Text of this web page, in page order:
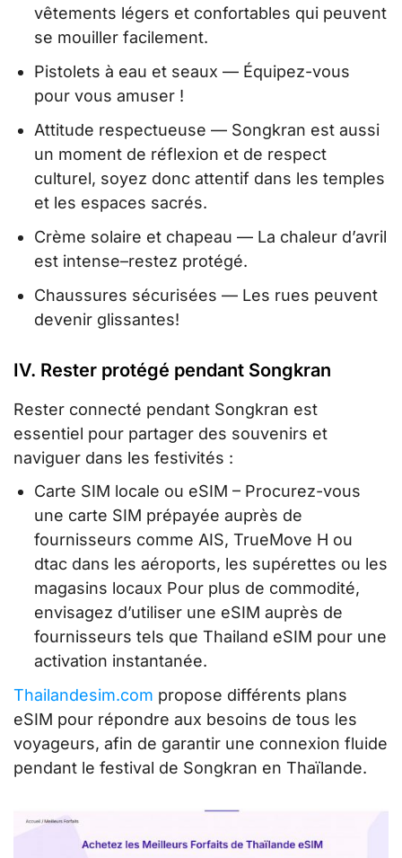
vêtements légers et confortables qui peuvent
se mouiller facilement.
Pistolets à eau et seaux — Équipez-vous
pour vous amuser !
Attitude respectueuse — Songkran est aussi
un moment de réflexion et de respect
culturel, soyez donc attentif dans les temples
et les espaces sacrés.
Crème solaire et chapeau — La chaleur d’avril
est intense–restez protégé.
Chaussures sécurisées — Les rues peuvent
devenir glissantes!
IV. Rester protégé pendant Songkran
Rester connecté pendant Songkran est
essentiel pour partager des souvenirs et
naviguer dans les festivités :
Carte SIM locale ou eSIM – Procurez-vous
une carte SIM prépayée auprès de
fournisseurs comme AIS, TrueMove H ou
dtac dans les aéroports, les supérettes ou les
magasins locaux Pour plus de commodité,
envisagez d’utiliser une eSIM auprès de
fournisseurs tels que Thailand eSIM pour une
activation instantanée.
Thailandesim.com propose différents plans
eSIM pour répondre aux besoins de tous les
voyageurs, afin de garantir une connexion fluide
pendant le festival de Songkran en Thaïlande.